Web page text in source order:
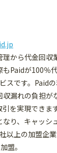
から代金回収
Paidが100％
スです。Paid
漏れの負担が
を実現できま
り、キャッシ
以上の加盟企
盟。